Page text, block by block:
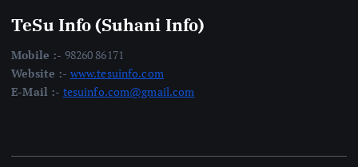
TeSu Info (Suhani Info)
Mobile :- 98260 86171
Website :- www.tesuinfo.com
E-Mail :- tesuinfo.com@gmail.com